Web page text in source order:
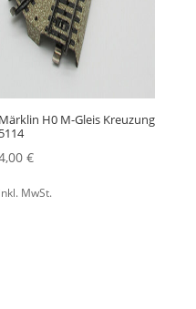
Märklin H0 M-Gleis Kreuzung
5114
€
inkl. MwSt.